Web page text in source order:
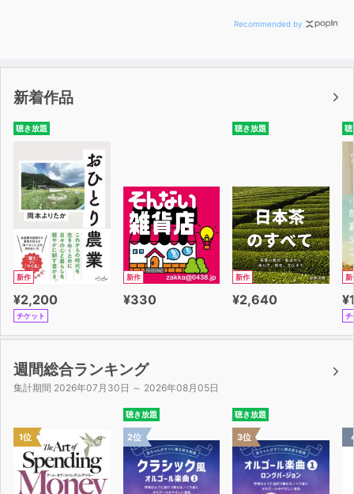
c『プラチナコール～ホスト科男子に恋をする～』／小学
Recommended by
新着作品
聴き放題
新作
¥2,200
チケット
新作
¥330
聴き放題
新作
¥2,640
聴
新
チ
週間総合ランキング
集計期間 2026年07月30日 ～ 2026年08月05日
1位
聴き放題
2位
聴き放題
3位